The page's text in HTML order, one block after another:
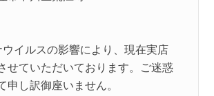
イルスの影響により、現在実店
せていただいております。ご迷惑
申し訳御座いません。